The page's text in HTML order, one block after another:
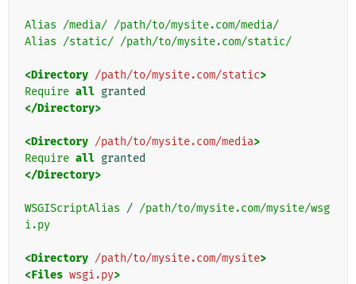
Alias /media/ /path/to/mysite.com/media/
Alias /static/ /path/to/mysite.com/static/
<Directory /path/to/mysite.com/static>
Require all
</Directory>
<Directory /path/to/mysite.com/media>
Require all
</Directory>
WSGIScriptAlias / /path/to/mysite.com/mysite/wsg
i.py
<Directory /path/to/mysite.com/mysite>
<Files wsgi.py>